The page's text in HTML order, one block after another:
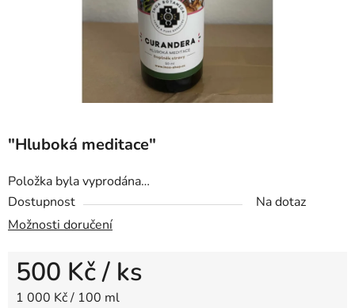
"Hluboká meditace"
Položka byla vyprodána…
Dostupnost
Na dotaz
Možnosti doručení
500 Kč/ ks
Měrná cena:
1 000 Kč / 100 ml